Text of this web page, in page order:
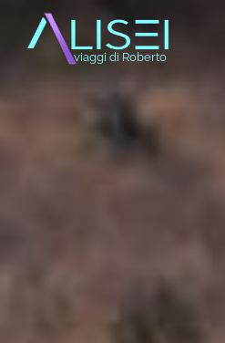
alisrifhi
viaggi di Roberto